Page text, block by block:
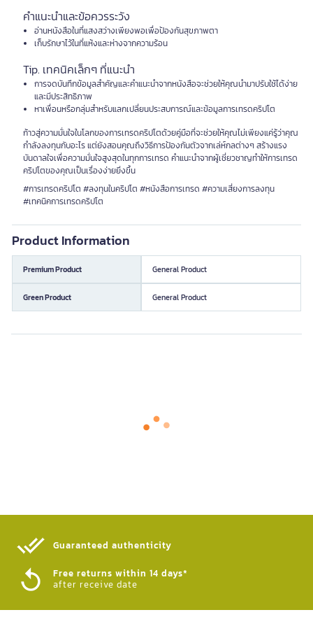
คำแนะนำและข้อควรระวัง
อ่านหนังสือในที่แสงสว่างเพียงพอเพื่อป้องกันสุขภาพตา
เก็บรักษาไว้ในที่แห้งและห่างจากความร้อน
Tip. เทคนิคเล็กๆ ที่แนะนำ
การจดบันทึกข้อมูลสำคัญและคำแนะนำจากหนังสือจะช่วยให้คุณนำมาปรับใช้ได้ง่าย
และมีประสิทธิภาพ
หาเพื่อนหรือกลุ่มสำหรับแลกเปลี่ยนประสบการณ์และข้อมูลการเทรดคริปโต
ก้าวสู่ความมั่นใจในโลกของการเทรดคริปโตด้วยคู่มือที่จะช่วยให้คุณไม่เพียงแค่รู้ว่าคุณ
กำลังลงทุนกับอะไร แต่ยังสอนคุณถึงวิธีการป้องกันตัวจากเล่ห์กลต่างๆ สร้างแรง
บันดาลใจเพื่อความมั่นใจสูงสุดในทุกการเทรด คำแนะนำจากผู้เชี่ยวชาญทำให้การเทรด
คริปโตของคุณเป็นเรื่องง่ายยิ่งขึ้น
#การเทรดคริปโต #ลงทุนในคริปโต #หนังสือการเทรด #ความเสี่ยงการลงทุน
#เทคนิคการเทรดคริปโต
Product Information
Premium Product General Product
Green Product General Product
Guaranteed authenticity​
Free returns within 14 days*
after receive date